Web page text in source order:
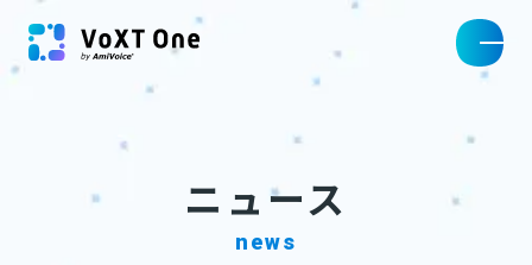
ニュース
news